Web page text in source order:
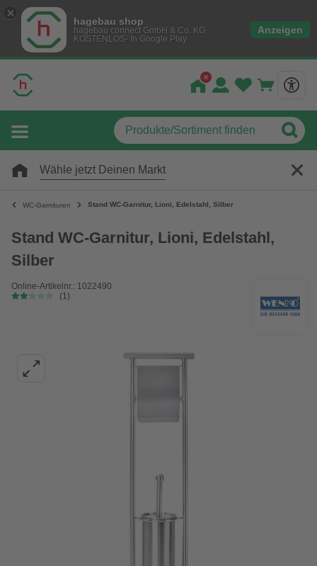
hagebau shop
hagebau connect GmbH & Co. KG
KOSTENLOS- In Google Play
Anzeigen
Wähle jetzt Deinen Markt
WC-Garnituren Stand WC-Garnitur, Lioni, Edelstahl, Silber
Stand WC-Garnitur, Lioni, Edelstahl,
Silber
Online-Artikelnr.: 1022490
(1)